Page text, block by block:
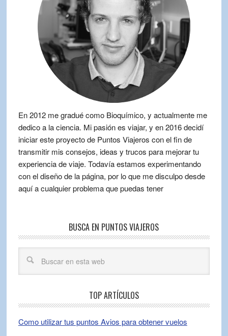
En 2012 me gradué como Bioquímico, y actualmente me
dedico a la ciencia. Mi pasión es viajar, y en 2016 decidí
iniciar este proyecto de Puntos Viajeros con el fin de
transmitir mis consejos, ideas y trucos para mejorar tu
experiencia de viaje. Todavía estamos experimentando
con el diseño de la página, por lo que me disculpo desde
aquí a cualquier problema que puedas tener
BUSCA EN PUNTOS VIAJEROS
TOP ARTÍCULOS
Como utilizar tus puntos Avios para obtener vuelos